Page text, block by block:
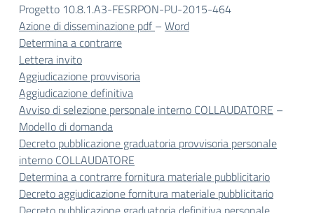
Progetto 10.8.1.A3-FESRPON-PU-2015-464
Azione di disseminazione pdf – Word
Determina a contrarre
Lettera invito
Aggiudicazione provvisoria
Aggiudicazione definitiva
Avviso di selezione personale interno COLLAUDATORE –
Modello di domanda
Decreto pubblicazione graduatoria provvisoria personale
interno COLLAUDATORE
Determina a contrarre fornitura materiale pubblicitario
Decreto aggiudicazione fornitura materiale pubblicitario